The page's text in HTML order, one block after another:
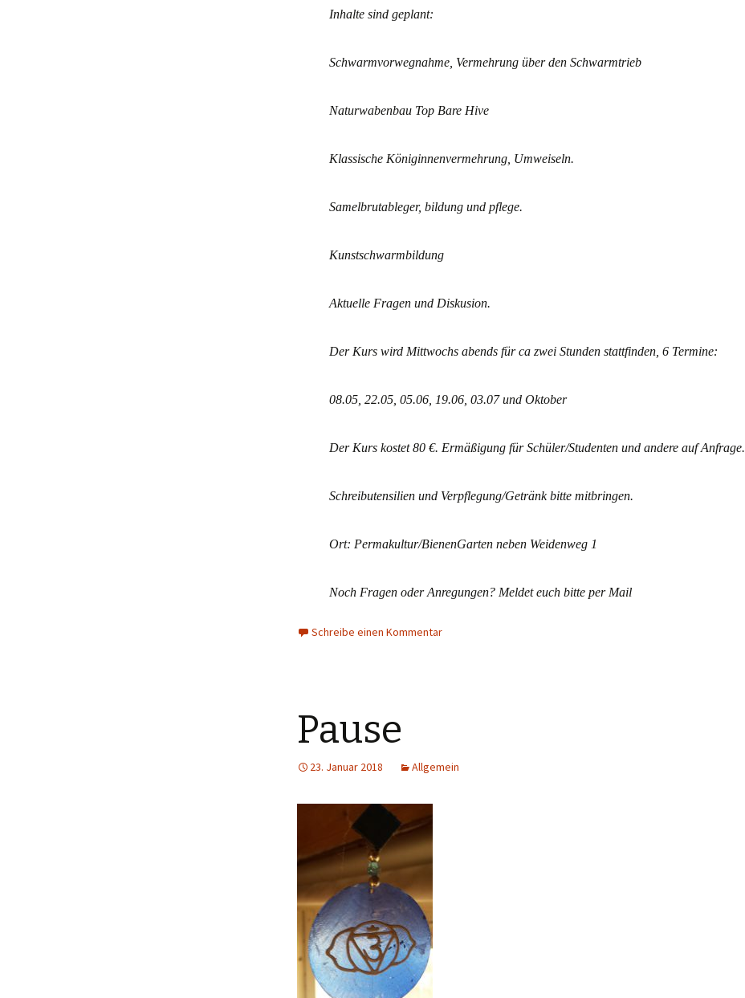
Inhalte sind geplant:
Schwarmvorwegnahme, Vermehrung über den Schwarmtrieb
Naturwabenbau Top Bare Hive
Klassische Königinnenvermehrung, Umweiseln.
Samelbrutableger, bildung und pflege.
Kunstschwarmbildung
Aktuelle Fragen und Diskusion.
Der Kurs wird Mittwochs abends für ca zwei Stunden stattfinden, 6 Termine:
08.05, 22.05, 05.06, 19.06, 03.07 und Oktober
Der Kurs kostet 80 €. Ermäßigung für Schüler/Studenten und andere auf Anfrage.
Schreibutensilien und Verpflegung/Getränk bitte mitbringen.
Ort: Permakultur/BienenGarten neben Weidenweg 1
Noch Fragen oder Anregungen? Meldet euch bitte per Mail
Schreibe einen Kommentar
Pause
23. Januar 2018 Allgemein